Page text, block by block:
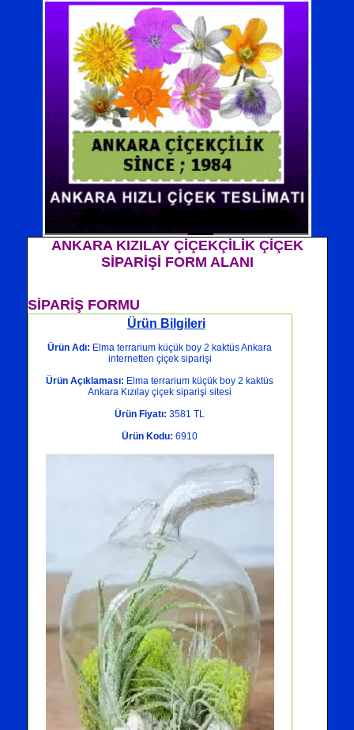
ANKARA KIZILAY ÇİÇEKÇİLİK ÇİÇEK
SİPARİŞİ FORM ALANI
SİPARİŞ FORMU
Ürün Bilgileri
Ürün Adı: Elma terrarium küçük boy 2 kaktüs Ankara
internetten çiçek siparişi
Ürün Açıklaması: Elma terrarium küçük boy 2 kaktüs
Ankara Kızılay çiçek siparişi sitesi
Ürün Fiyatı: 3581 TL
Ürün Kodu: 6910